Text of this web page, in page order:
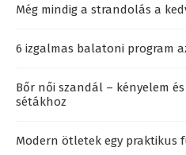
Még mindig a strandolás a
6 izgalmas balatoni program
Bőr női szandál – kényelem
sétákhoz
Modern ötletek egy praktikus